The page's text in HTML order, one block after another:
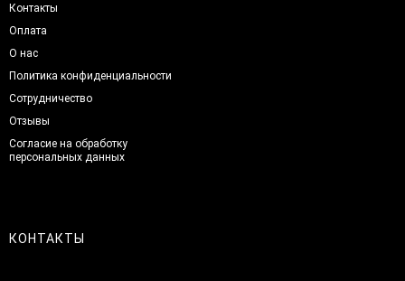
Контакты
Оплата
О нас
Политика конфиденциальности
Сотрудничество
Отзывы
Согласие на обработку
персональных данных
КОНТАКТЫ